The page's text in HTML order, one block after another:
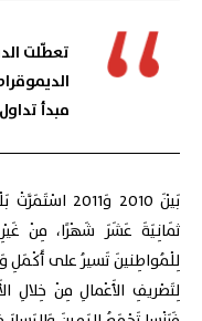
تعطّلت
مبدأ
ثَمانِيَةَ عَشَرَ شَهْرًا، مِنْ
لِلْمُواطِنينَ تَسيرُ على أَكْمَلِ
لِتَصْريفِ الأَعْمالِ مِنْ خِلالِ